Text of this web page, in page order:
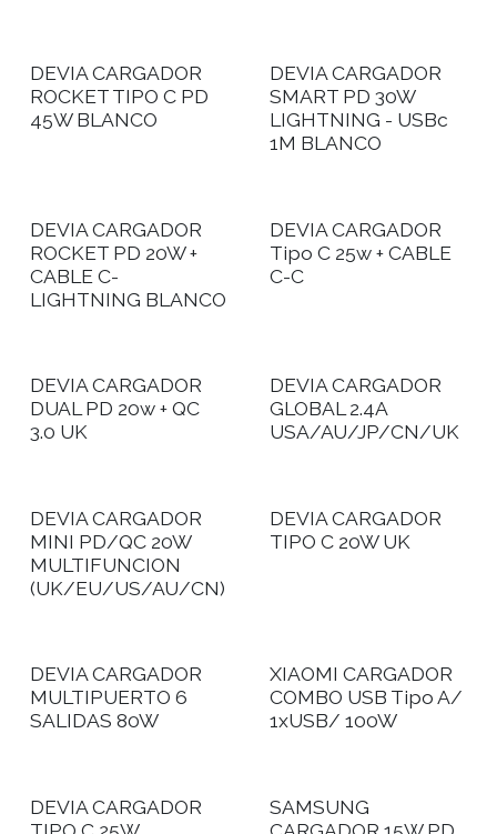
DEVIA CARGADOR
ROCKET TIPO C PD
45W BLANCO
DEVIA CARGADOR
SMART PD 30W
LIGHTNING - USBc
1M BLANCO
DEVIA CARGADOR
ROCKET PD 20W +
CABLE C-
LIGHTNING BLANCO
DEVIA CARGADOR
Tipo C 25w + CABLE
C-C
DEVIA CARGADOR
DUAL PD 20w + QC
3.0 UK
DEVIA CARGADOR
GLOBAL 2.4A
USA/AU/JP/CN/UK
DEVIA CARGADOR
MINI PD/QC 20W
MULTIFUNCION
(UK/EU/US/AU/CN)
DEVIA CARGADOR
TIPO C 20W UK
DEVIA CARGADOR
MULTIPUERTO 6
SALIDAS 80W
XIAOMI CARGADOR
COMBO USB Tipo A/
1xUSB/ 100W
DEVIA CARGADOR
SAMSUNG